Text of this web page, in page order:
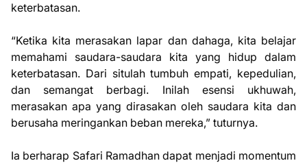
keterbatasan.
“Ketika kita merasakan lapar dan dahaga, kita belajar
memahami saudara-saudara kita yang hidup dalam
keterbatasan. Dari situlah tumbuh empati, kepedulian,
dan semangat berbagi. Inilah esensi ukhuwah,
merasakan apa yang dirasakan oleh saudara kita dan
berusaha meringankan beban mereka,” tuturnya.
Ia berharap Safari Ramadhan dapat menjadi momentum